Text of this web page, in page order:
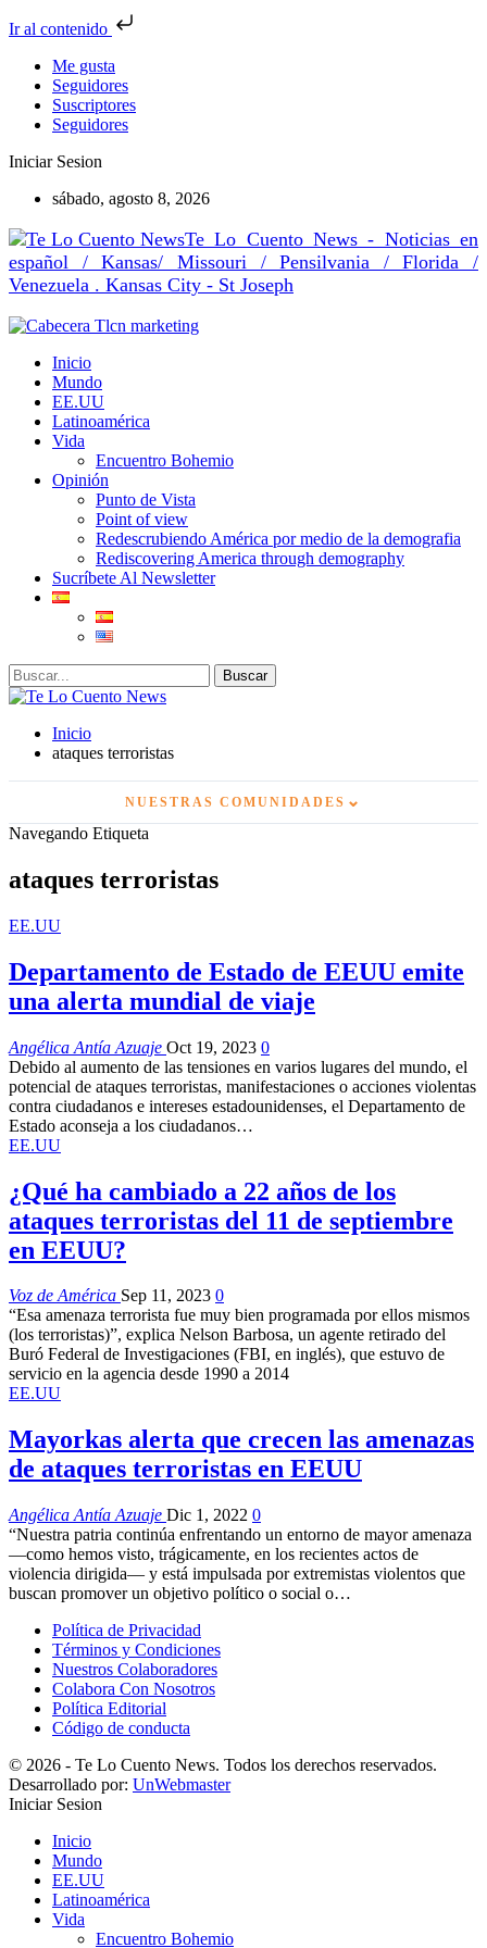
Ir al contenido
Me gusta
Seguidores
Suscriptores
Seguidores
Iniciar Sesion
sábado, agosto 8, 2026
Te Lo Cuento News - Noticias en
español / Kansas/ Missouri / Pensilvania / Florida /
Venezuela . Kansas City - St Joseph
Inicio
Mundo
EE.UU
Latinoamérica
Vida
Encuentro Bohemio
Opinión
Punto de Vista
Point of view
Redescrubiendo América por medio de la demografia
Rediscovering America through demography
Sucríbete Al Newsletter
Inicio
ataques terroristas
NUESTRAS COMUNIDADES ⌄
Navegando Etiqueta
ataques terroristas
EE.UU
Departamento de Estado de EEUU emite
una alerta mundial de viaje
Angélica Antía Azuaje Oct 19, 2023 0
Debido al aumento de las tensiones en varios lugares del mundo, el
potencial de ataques terroristas, manifestaciones o acciones violentas
contra ciudadanos e intereses estadounidenses, el Departamento de
Estado aconseja a los ciudadanos…
EE.UU
¿Qué ha cambiado a 22 años de los
ataques terroristas del 11 de septiembre
en EEUU?
Voz de América Sep 11, 2023 0
“Esa amenaza terrorista fue muy bien programada por ellos mismos
(los terroristas)”, explica Nelson Barbosa, un agente retirado del
Buró Federal de Investigaciones (FBI, en inglés), que estuvo de
servicio en la agencia desde 1990 a 2014
EE.UU
Mayorkas alerta que crecen las amenazas
de ataques terroristas en EEUU
Angélica Antía Azuaje Dic 1, 2022 0
“Nuestra patria continúa enfrentando un entorno de mayor amenaza
—como hemos visto, trágicamente, en los recientes actos de
violencia dirigida— y está impulsada por extremistas violentos que
buscan promover un objetivo político o social o…
Política de Privacidad
Términos y Condiciones
Nuestros Colaboradores
Colabora Con Nosotros
Política Editorial
Código de conducta
© 2026 - Te Lo Cuento News. Todos los derechos reservados.
Desarrollado por: UnWebmaster
Iniciar Sesion
Inicio
Mundo
EE.UU
Latinoamérica
Vida
Encuentro Bohemio